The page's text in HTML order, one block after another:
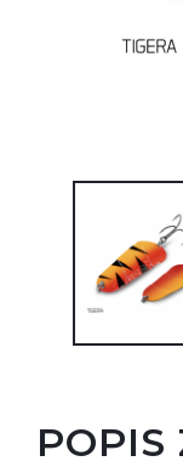
POPIS